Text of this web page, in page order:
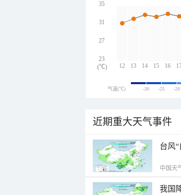
12 13 14 15 16
35
31
27
23
(℃)
气温(℃) -30 -25 -20
近期重大天气事件
台风
中国天
我国